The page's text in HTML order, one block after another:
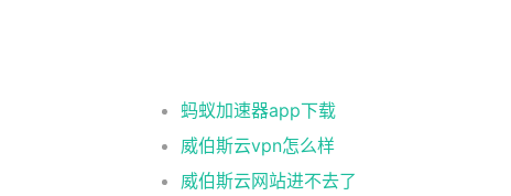
蚂蚁加速器app下载
威伯斯云vpn怎么样
威伯斯云网站进不去了